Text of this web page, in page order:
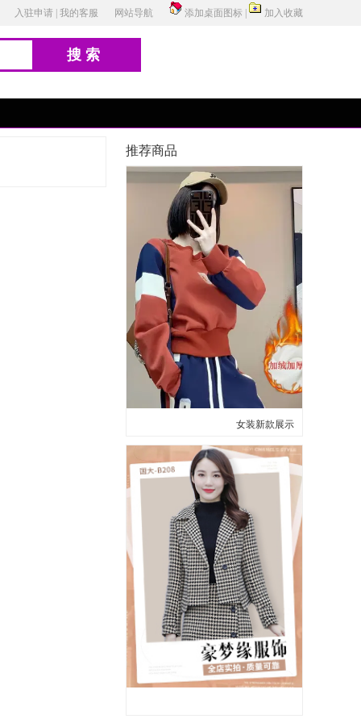
入驻申请 我的客服 网站导航 添加桌面图标 加入收藏
搜索
推荐商品
女装新款展示